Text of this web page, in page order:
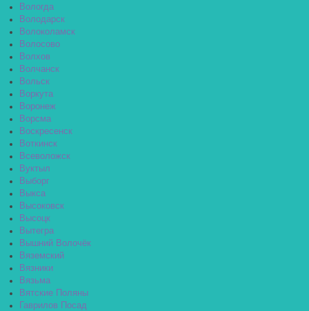
Вологда
Володарск
Волоколамск
Волосово
Волхов
Волчанск
Вольск
Воркута
Воронеж
Ворсма
Воскресенск
Воткинск
Всеволожск
Вуктыл
Выборг
Выкса
Высоковск
Высоцк
Вытегра
Вышний Волочёк
Вяземский
Вязники
Вязьма
Вятские Поляны
Гаврилов Посад